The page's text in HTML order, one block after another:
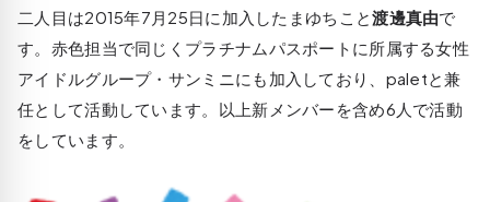
二人目は2015年7月25日に加入したまゆちこと渡邊真由で
す。赤色担当で同じくプラチナムパスポートに所属する女性
アイドルグループ・サンミニにも加入しており、paletと兼
任として活動しています。以上新メンバーを含め6人で活動
をしています。